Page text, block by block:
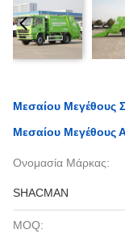
Μεσαίου Μεγέθους
Μεσαίου Μεγέθους
Ονομασία Μάρκας:
SHACMAN
MOQ: